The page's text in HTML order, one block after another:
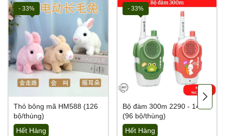
- 33%
Thỏ bông mã HM588 (126
bộ/thùng)
Hết Hàng
- 33%
Bộ đàm 300m 2290 - 14
(96 bộ/thùng)
Hết Hàng